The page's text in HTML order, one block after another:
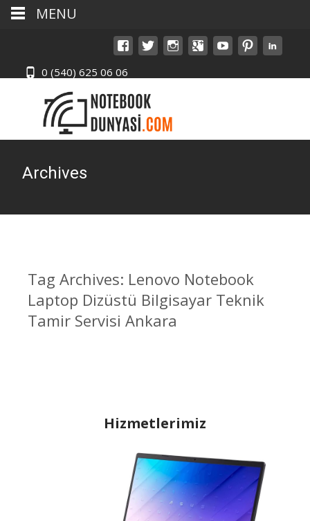
0 (540) 625 06 06
Archives
Tag Archives: Lenovo Notebook
Laptop Dizüstü Bilgisayar Teknik
Tamir Servisi Ankara
Hizmetlerimiz
MENU